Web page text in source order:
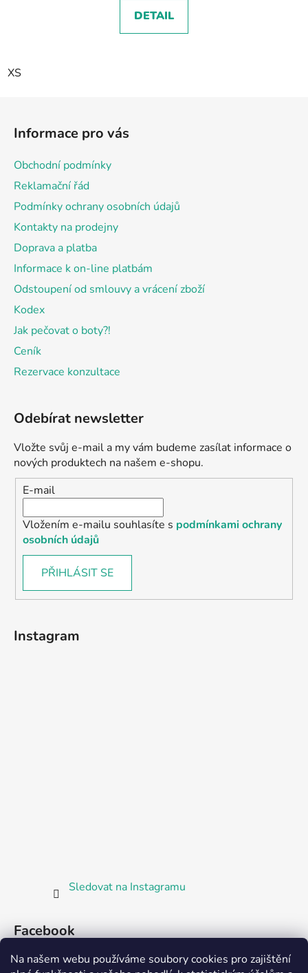
Na našem webu používáme soubory cookies pro zajištění
DETAIL
XS
Informace pro vás
Obchodní podmínky
Reklamační řád
Podmínky ochrany osobních údajů
Kontakty na prodejny
Doprava a platba
Informace k on-line platbám
Odstoupení od smlouvy a vrácení zboží
Kodex
Jak pečovat o boty?!
Ceník
Rezervace konzultace
Odebírat newsletter
Vložte svůj e-mail a my vám budeme zasílat informace o
nových produktech na našem e-shopu.
E-mail
Vložením e-mailu souhlasíte s podmínkami ochrany
osobních údajů
PŘIHLÁSIT SE
Instagram
Sledovat na Instagramu
Facebook